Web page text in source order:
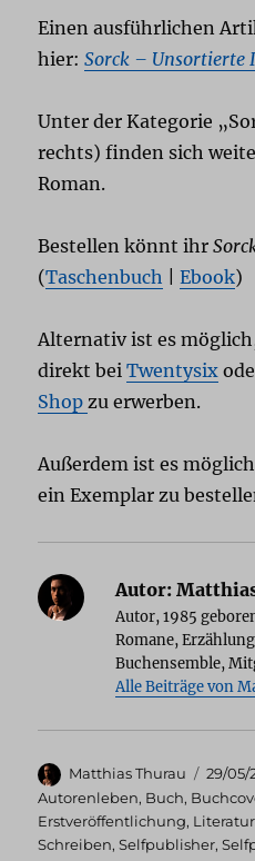
Einen ausführlichen
hier:Sorck – Unsortierte
Unter der Kategorie
rechts) finden sich
Roman.
Bestellen könnt ihr
(Taschenbuch |Ebook)
Alternativ ist es
direkt beiTwentysix
Shopzu erwerben.
Außerdem ist es
ein Exemplar zu
Autor:
Autor, 1985
Romane,
Buchensemble,
Alle Beiträge von
Autor
Matthias Thurau
am
29/05/
Autorenleben, Buch,
Erstveröffentlichung, Literatur
Schreiben,Selfpublisher,